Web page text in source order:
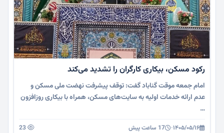
رکود مسکن، بیکاری کارگران را تشدید می‌کند
امام جمعه موقت گناباد گفت: توقف پیشرفت نهضت ملی مسکن و
عدم ارائه خدمات اولیه به سایت‌های مسکن، همراه با بیکاری روزافزون
…
۱۴۰۵/۰۵/۱۶· 17 ساعت پیش